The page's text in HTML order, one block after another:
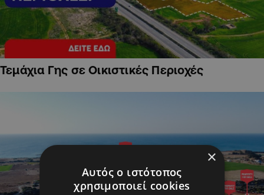
Τεμάχια Γης σε Οικιστικές Περιοχές
×
Αυτός ο ιστότοπος
χρησιμοποιεί cookies